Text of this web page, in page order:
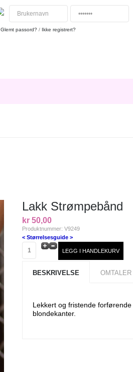
Glemt passord? / Ikke registrert?
Lakk Strømpebånd
kr 50,00
Produktnummer: V9249
< Størrelsesguide >
BESKRIVELSE OMTALER
Lekkert og fristende
blondekanter.